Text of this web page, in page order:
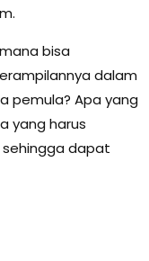
bisa
dalam
pemula? Apa yang
yang harus
dapat